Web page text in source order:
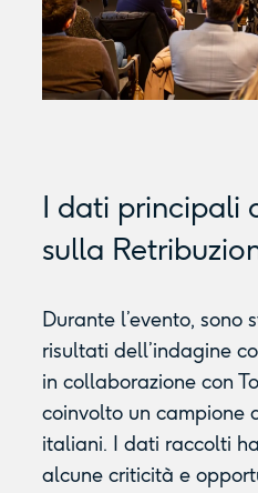
I dati principali
sulla
Durante l’evento, sono
risultati dell’indagine
in collaborazione con
coinvolto un campione
italiani. I dati raccolti
alcune criticità e